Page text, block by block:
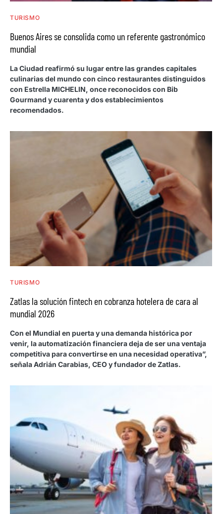
TURISMO
Buenos Aires se consolida como un referente gastronómico
mundial
La Ciudad reafirmó su lugar entre las grandes capitales
culinarias del mundo con cinco restaurantes distinguidos
con Estrella MICHELIN, once reconocidos con Bib
Gourmand y cuarenta y dos establecimientos
recomendados.
TURISMO
Zatlas la solución fintech en cobranza hotelera de cara al
mundial 2026
Con el Mundial en puerta y una demanda histórica por
venir, la automatización financiera deja de ser una ventaja
competitiva para convertirse en una necesidad operativa”,
señala Adrián Carabias, CEO y fundador de Zatlas.